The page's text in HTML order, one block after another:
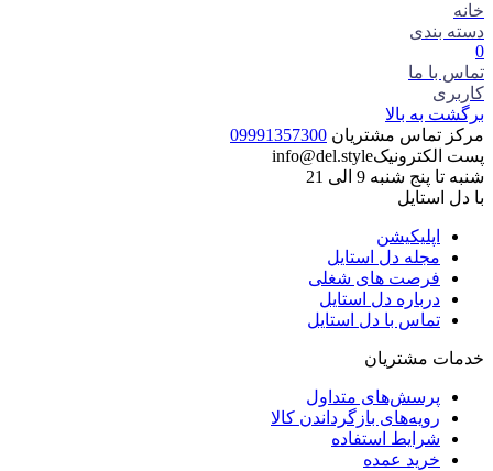
خانه
دسته بندی
0
تماس با ما
کاربری
برگشت به بالا
مرکز تماس مشتریان 09991357300
پست الکترونیکinfo@del.style
شنبه تا پنج شنبه 9 الی 21
با دل استایل
اپلیکیشن
مجله دل استایل
فرصت های شغلی
درباره دل استایل
تماس با دل استایل
خدمات مشتریان
پرسش‌های متداول
رویه‌های بازگرداندن کالا
شرایط استفاده
خرید عمده